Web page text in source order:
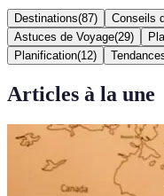
Destinations(87) Conseils
Astuces de Voyage(29)
Planification(12)
Articles à la une